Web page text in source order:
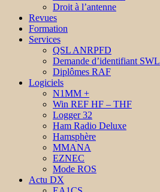
Droit à l’antenne
Revues
Formation
Services
QSL ANRPFD
Demande d’identifiant SWL
Diplômes RAF
Logiciels
N1MM +
Win REF HF – THF
Logger 32
Ham Radio Deluxe
Hamsphère
MMANA
EZNEC
Mode ROS
Actu DX